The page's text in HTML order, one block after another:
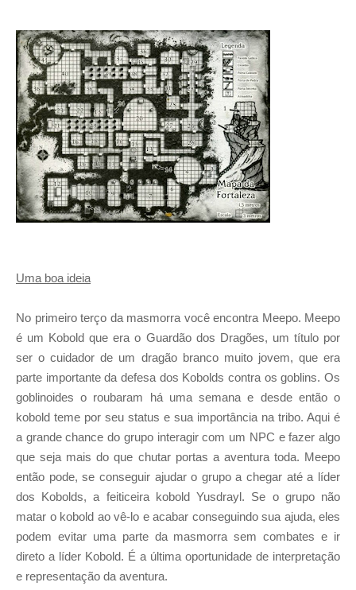
Uma boa ideia
No primeiro terço da masmorra você encontra Meepo. Meepo
é um Kobold que era o Guardão dos Dragões, um título por
ser o cuidador de um dragão branco muito jovem, que era
parte importante da defesa dos Kobolds contra os goblins. Os
goblinoides o roubaram há uma semana e desde então o
kobold teme por seu status e sua importância na tribo. Aqui é
a grande chance do grupo interagir com um NPC e fazer algo
que seja mais do que chutar portas a aventura toda. Meepo
então pode, se conseguir ajudar o grupo a chegar até a líder
dos Kobolds, a feiticeira kobold Yusdrayl. Se o grupo não
matar o kobold ao vê-lo e acabar conseguindo sua ajuda, eles
podem evitar uma parte da masmorra sem combates e ir
direto a líder Kobold. É a última oportunidade de interpretação
e representação da aventura.